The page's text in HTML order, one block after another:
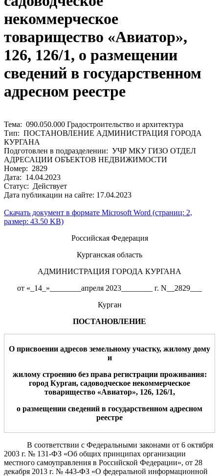
некоммерческое
товарищество «Авиатор»,
126, 126/1, о размещении
сведений в государственном
адресном реестре
Тема: 090.050.000 Градостроительство и архитектура
Тип: ПОСТАНОВЛЕНИЕ АДМИНИСТРАЦИЯ ГОРОДА
КУРГАНА
Подготовлен в подразделении: УЧР МКУ ГИЗО ОТДЕЛ
АДРЕСАЦИИ ОБЪЕКТОВ НЕДВИЖИМОСТИ
Номер: 2829
Дата: 14.04.2023
Статус: Действует
Дата публикации на сайте: 17.04.2023
Скачать документ в формате Microsoft Word (страниц: 2,
размер: 43.50 KB)
Российская Федерация
Курганская область
АДМИНИСТРАЦИЯ ГОРОДА КУРГАНА
от «_14_»________апреля 2023________ г. N__2829___
Курган
ПОСТАНОВЛЕНИЕ
О присвоении адресов земельному участку, жилому дому
и
жилому строению без права регистрации проживания:
город Курган, садоводческое некоммерческое
товарищество «Авиатор»,126, 126/1,
о размещении сведений в государственном адресном
реестре
В соответствии с Федеральными законами от 6 октября
2003 г. № 131-ФЗ «Об общих принципах организации
местного самоуправления в Российской Федерации», от 28
декабря 2013 г. № 443-ФЗ «О федеральной информационной